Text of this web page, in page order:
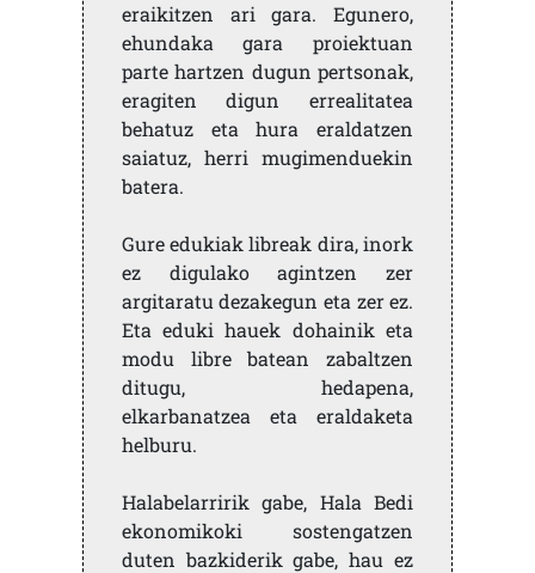
eraikitzen ari gara. Egunero,
ehundaka gara proiektuan
parte hartzen dugun pertsonak,
eragiten digun errealitatea
behatuz eta hura eraldatzen
saiatuz, herri mugimenduekin
batera.
Gure edukiak libreak dira, inork
ez digulako agintzen zer
argitaratu dezakegun eta zer ez.
Eta eduki hauek dohainik eta
modu libre batean zabaltzen
ditugu, hedapena,
elkarbanatzea eta eraldaketa
helburu.
Halabelarririk gabe, Hala Bedi
ekonomikoki sostengatzen
duten bazkiderik gabe, hau ez